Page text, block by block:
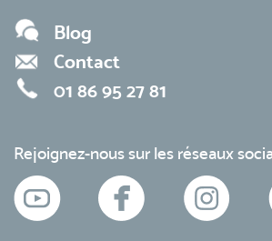
Blog
Contact
01 86 95 27 81
Rejoignez-nous sur les réseaux